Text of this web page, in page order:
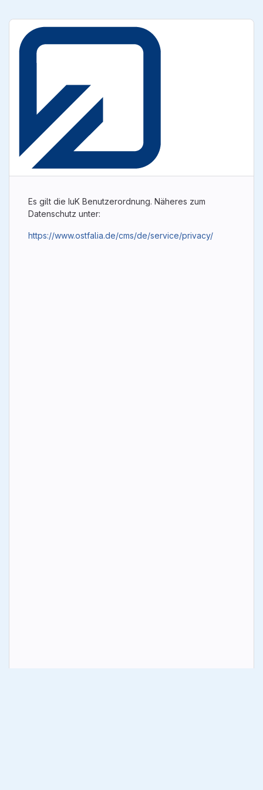
Es gilt die IuK Benutzerordnung. Näheres zum
Datenschutz unter:
https://www.ostfalia.de/cms/de/service/privacy/